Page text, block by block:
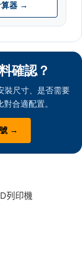
算器 →
確認？
裝尺寸、是否需要
合適配置。
→
列印機